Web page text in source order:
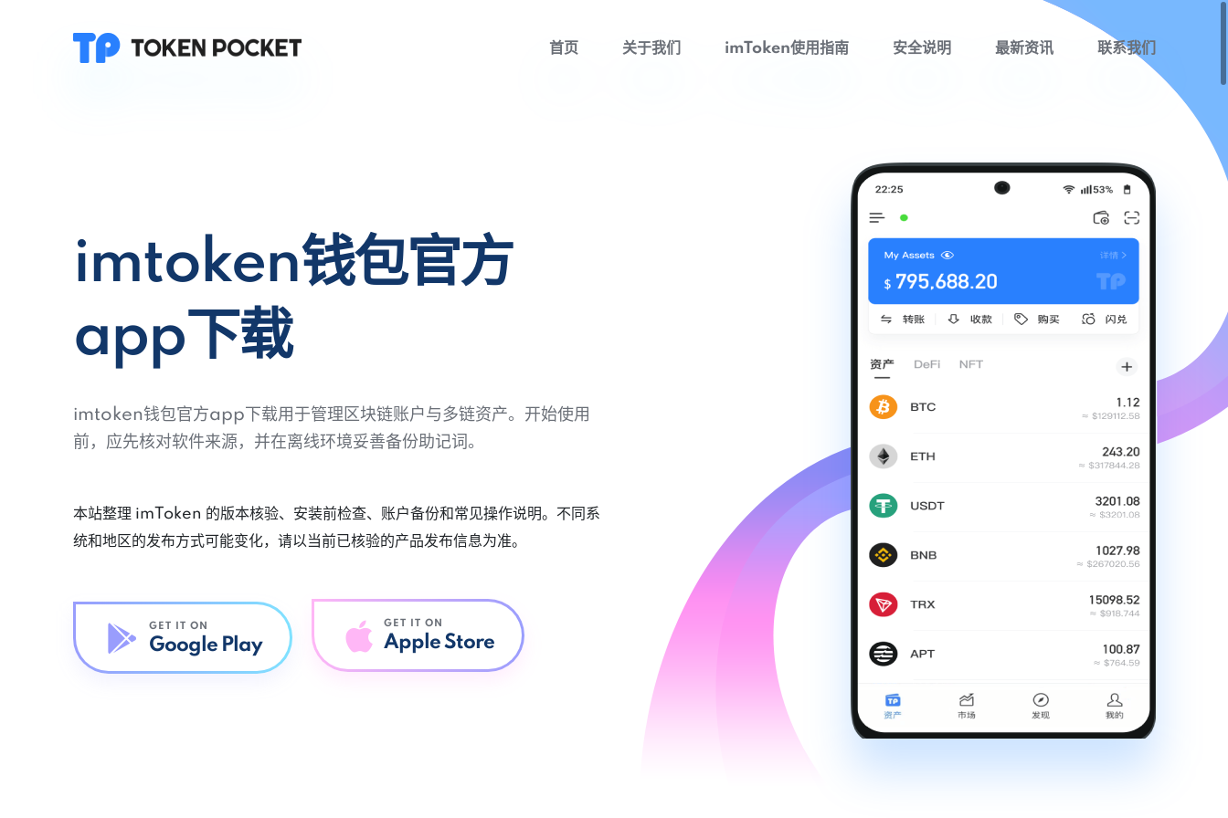
首页 关于我们 imToken使用指南 安全说明 最新资讯 联系我们
imtoken钱包官方
app下载
imtoken钱包官方app下载用于管理区块链账户与多链资产。开始使用
前，应先核对软件来源，并在离线环境妥善备份助记词。
本站整理 imToken 的版本核验、安装前检查、账户备份和常见操作说明。不同系
统和地区的发布方式可能变化，请以当前已核验的产品发布信息为准。
GET IT ON
Google Play
GET IT ON
Apple Store